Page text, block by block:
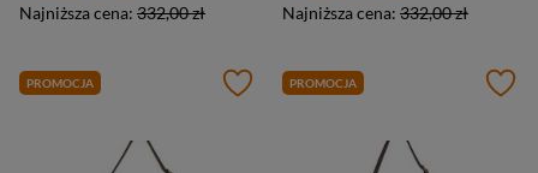
Najniższa cena: 332,00 zł Najniższa cena: 332,00 zł
PROMOCJA PROMOCJA